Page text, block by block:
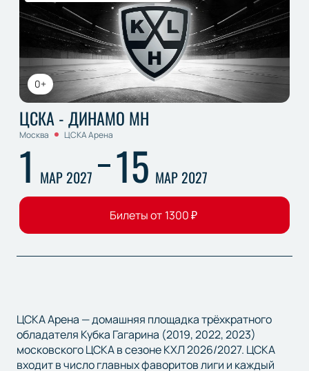
0+
ЦСКА - ДИНАМО МН
Москва ЦСКА Арена
1 МАР 2027 15 МАР 2027
Билеты от 1300₽
ЦСКА Арена — домашняя площадка трёхкратного
обладателя Кубка Гагарина (2019, 2022, 2023)
московского ЦСКА в сезоне КХЛ 2026/2027. ЦСКА
входит в число главных фаворитов лиги и каждый